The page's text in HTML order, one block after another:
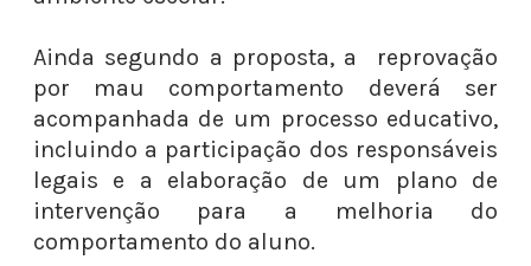
Ainda segundo a proposta, a reprovação
por mau comportamento deverá ser
acompanhada de um processo educativo,
incluindo a participação dos responsáveis
legais e a elaboração de um plano de
intervenção para a melhoria do
comportamento do aluno.